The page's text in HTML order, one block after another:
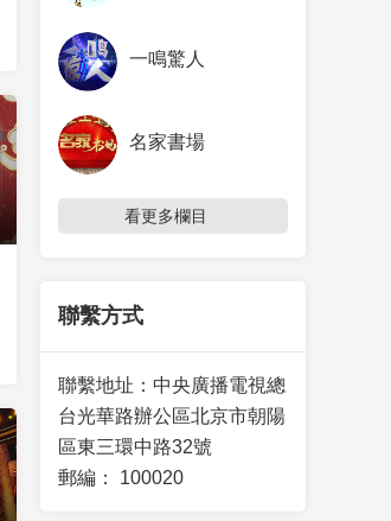
一鳴驚人
名家書場
看更多欄目
聯繫方式
聯繫地址： 中央廣播電視總
台光華路辦公區北京市朝陽
區東三環中路32號
郵編：
100020